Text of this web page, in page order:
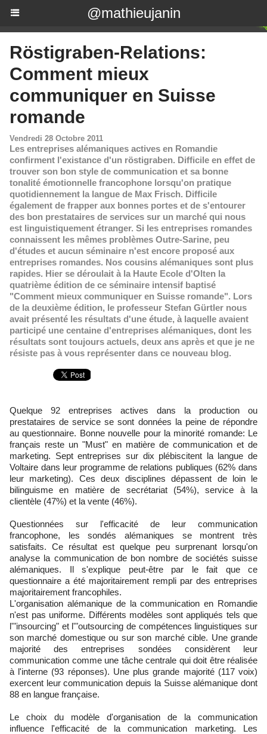
@mathieujanin
Röstigraben-Relations:
Comment mieux
communiquer en Suisse
romande
Vendredi 28 Octobre 2011
Les entreprises alémaniques actives en Romandie
confirment l'existance d'un röstigraben. Difficile en effet de
trouver son bon style de communication et sa bonne
tonalité émotionnelle francophone lorsqu'on pratique
quotidiennement la langue de Max Frisch. Difficile
également de frapper aux bonnes portes et de s'entourer
des bon prestataires de services sur un marché qui nous
est linguistiquement étranger. Si les entreprises romandes
connaissent les mêmes problèmes Outre-Sarine, peu
d'études et aucun séminaire n'est encore proposé aux
entreprises romandes. Nos cousins alémaniques sont plus
rapides. Hier se déroulait à la Haute Ecole d'Olten la
quatrième édition de ce séminaire intensif baptisé
"Comment mieux communiquer en Suisse romande". Lors
de la deuxième édition, le professeur Stefan Gürtler nous
avait présenté les résultats d'une étude, à laquelle avaient
participé une centaine d'entreprises alémaniques, dont les
résultats sont toujours actuels, deux ans après et que je ne
résiste pas à vous représenter dans ce nouveau blog.
Quelque 92 entreprises actives dans la production ou
prestataires de service se sont données la peine de répondre
au questionnaire. Bonne nouvelle pour la minorité romande: Le
français reste un "Must" en matière de communication et de
marketing. Sept entreprises sur dix plébiscitent la langue de
Voltaire dans leur programme de relations publiques (62% dans
leur marketing). Ces deux disciplines dépassent de loin le
bilinguisme en matière de secrétariat (54%), service à la
clientèle (47%) et la vente (46%).
Questionnées sur l'efficacité de leur communication
francophone, les sondés alémaniques se montrent très
satisfaits. Ce résultat est quelque peu surprenant lorsqu'on
analyse la communication de bon nombre de sociétés suisse
alémaniques. Il s'explique peut-être par le fait que ce
questionnaire a été majoritairement rempli par des entreprises
majoritairement francophiles.
L'organisation alémanique de la communication en Romandie
n'est pas uniforme. Différents modèles sont appliqués tels que
l'"insourcing" et l'"outsourcing de compétences linguistiques sur
son marché domestique ou sur son marché cible. Une grande
majorité des entreprises sondées considèrent leur
communication comme une tâche centrale qui doit être réalisée
à l'interne (93 réponses). Une plus grande majorité (117 voix)
exercent leur communication depuis la Suisse alémanique dont
88 en langue française.
Le choix du modèle d'organisation de la communication
influence l'efficacité de la communication marketing. Les